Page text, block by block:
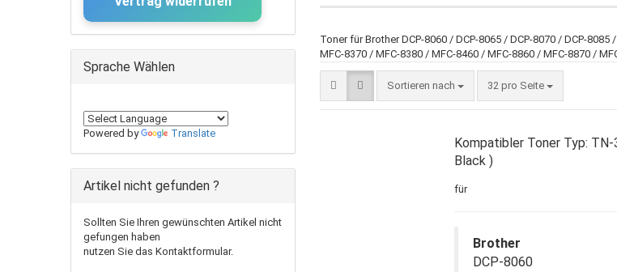
Toner für Brother DCP-8060 / DCP-8065 / DCP-8070 / DCP-
MFC-8370 / MFC-8380 / MFC-8460 / MFC-8860 / MFC-8870 /
Sortieren nach 32 pro Seite
Kompatibler Toner Typ:
Black )
für
Brother
DCP-8060
Sprache Wählen
Powered by Translate
Artikel nicht gefunden ?
Sollten Sie Ihren gewünschten Artikel nicht
gefungen haben
nutzen Sie das Kontaktformular.